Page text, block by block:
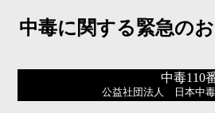
中毒に関する緊急の
中毒110
公益社団法人 日本中